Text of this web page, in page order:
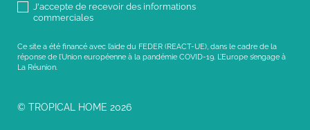
J'accepte de recevoir des informations
commerciales
Ce site a été financé avec l’aide du FEDER (REACT-UE), dans le cadre de la
réponse de l’Union européenne à la pandémie COVID-19. L’Europe s’engage à
La Réunion.
© TROPICAL HOME 2026